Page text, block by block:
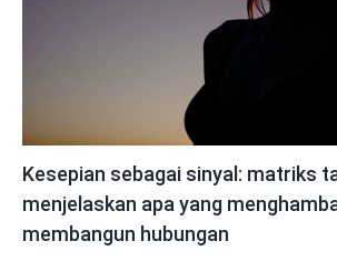
Kesepian sebagai sinyal: matriks
menjelaskan apa yang
membangun hubungan